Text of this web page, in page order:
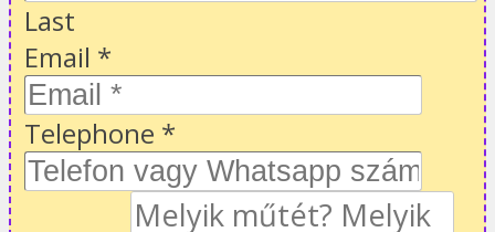
Last
Email *
Telephone *